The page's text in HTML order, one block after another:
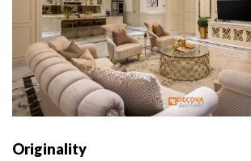
Originality